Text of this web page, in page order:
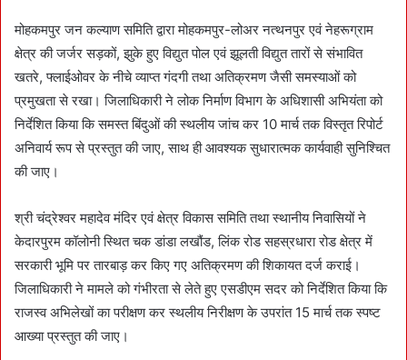
मोहकमपुर जन कल्याण समिति द्वारा मोहकमपुर-लोअर नत्थनपुर एवं नेहरूग्राम
क्षेत्र की जर्जर सड़कों, झुके हुए विद्युत पोल एवं झूलती विद्युत तारों से संभावित
खतरे, फ्लाईओवर के नीचे व्याप्त गंदगी तथा अतिक्रमण जैसी समस्याओं को
प्रमुखता से रखा। जिलाधिकारी ने लोक निर्माण विभाग के अधिशासी अभियंता को
निर्देशित किया कि समस्त बिंदुओं की स्थलीय जांच कर 10 मार्च तक विस्तृत रिपोर्ट
अनिवार्य रूप से प्रस्तुत की जाए, साथ ही आवश्यक सुधारात्मक कार्यवाही सुनिश्चित
की जाए।
श्री चंद्रेश्वर महादेव मंदिर एवं क्षेत्र विकास समिति तथा स्थानीय निवासियों ने
केदारपुरम कॉलोनी स्थित चक डांडा लखौंड, लिंक रोड सहस्रधारा रोड क्षेत्र में
सरकारी भूमि पर तारबाड़ कर किए गए अतिक्रमण की शिकायत दर्ज कराई।
जिलाधिकारी ने मामले को गंभीरता से लेते हुए एसडीएम सदर को निर्देशित किया कि
राजस्व अभिलेखों का परीक्षण कर स्थलीय निरीक्षण के उपरांत 15 मार्च तक स्पष्ट
आख्या प्रस्तुत की जाए।